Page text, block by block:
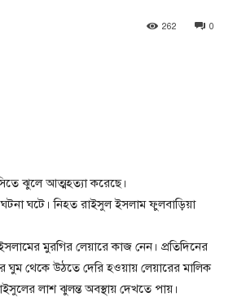
0
262
ঝুলে আত্মহত্যা করেছে।
ঘটে। নিহত রাইসুল ইসলাম ফুলবাড়িয়া
মুরগির লেয়ারে কাজ নেন। প্রতিদিনের
থেকে উঠতে দেরি হওয়ায় লেয়ারের মালিক
লাশ ঝুলন্ত অবস্থায় দেখতে পায়।